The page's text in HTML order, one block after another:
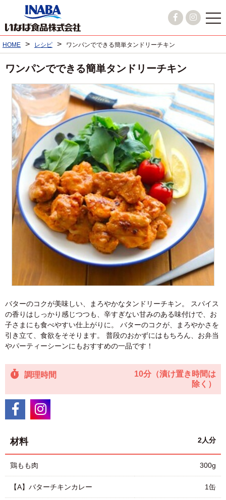
HOME > レシピ > ワンパンでできる簡単タンドリーチキン
ワンパンでできる簡単タンドリーチキン
バターのコクが美味しい、まろやかなタンドリーチキン。 スパイス
の香りはしっかり感じつつも、辛すぎない甘みのある味付けで、お
子さまにも食べやすい仕上がりに。 バターのコクが、まろやかさを
引き立て、食欲をそそります。 普段のおかずにはもちろん、お弁当
やパーティーシーンにもおすすめの一品です！
調理時間
10分（漬け置き時間は
除く）
材料 2人分
鶏もも肉 300g
【A】バターチキンカレー 1缶